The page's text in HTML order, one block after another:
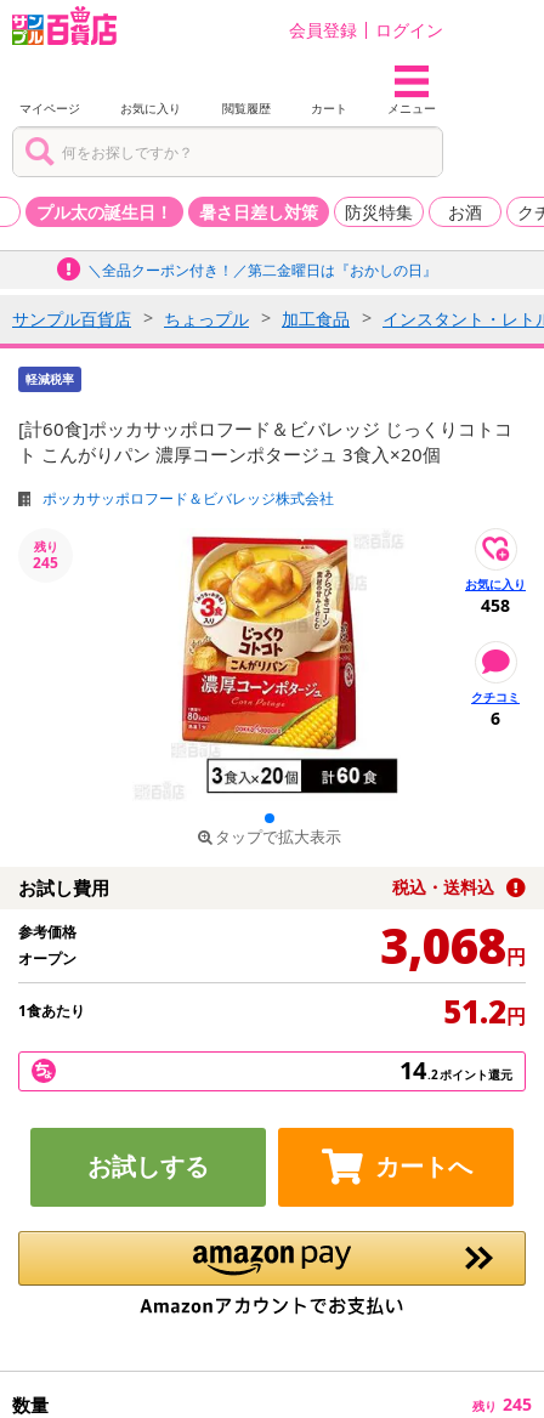
会員登録 ログイン
マイページ お気に入り 閲覧履歴 カート メニュー
プル太の誕生日！ 暑さ日差し対策 防災特集 お酒 ク
＼全品クーポン付き！／第二金曜日は『おかしの日』
サンプル百貨店 ちょっプル 加工食品 インスタント・レト
軽減税率
[計60食]ポッカサッポロフード＆ビバレッジ じっくりコトコ
ト こんがりパン 濃厚コーンポタージュ 3食入×20個
ポッカサッポロフード＆ビバレッジ株式会社
残り
245
タップで拡大表示
458
6
お試し費用 税込・送料込
参考価格
オープン
3,068円
1食あたり 51.2円
14.2ポイント還元
お試しする カートへ
数量 残り 245